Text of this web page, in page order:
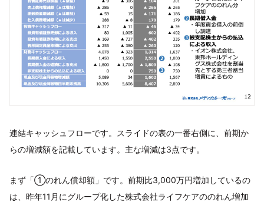
連結キャッシュフローです。スライドの表の一番右側に、前期か
らの増減額を記載しています。主な増減は3点です。
まず「①のれん償却額」です。前期比3,000万円増加しているの
は、昨年11月にグループ化した株式会社ライフケアののれん増加